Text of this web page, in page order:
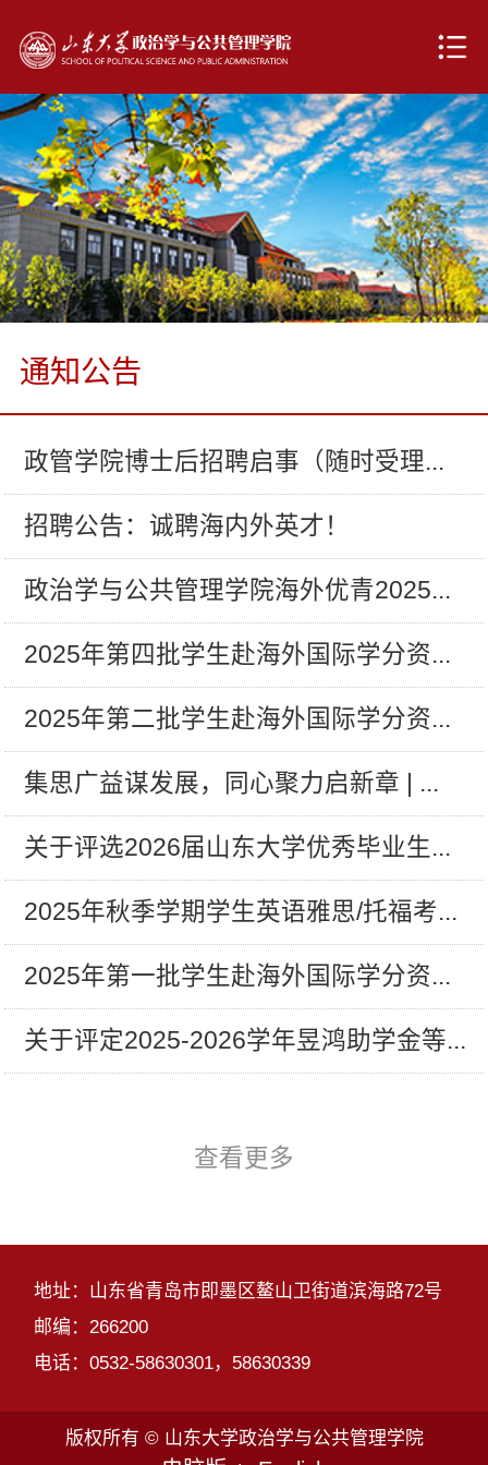
通知公告
政管学院博士后招聘启事（随时受理...
招聘公告：诚聘海内外英才！
政治学与公共管理学院海外优青2025...
2025年第四批学生赴海外国际学分资...
2025年第二批学生赴海外国际学分资...
集思广益谋发展，同心聚力启新章 | ...
关于评选2026届山东大学优秀毕业生...
2025年秋季学期学生英语雅思/托福考...
2025年第一批学生赴海外国际学分资...
关于评定2025-2026学年昱鸿助学金等...
查看更多
地址：山东省青岛市即墨区鳌山卫街道滨海路72号
邮编：266200
电话：0532-58630301，58630339
版权所有 © 山东大学政治学与公共管理学院